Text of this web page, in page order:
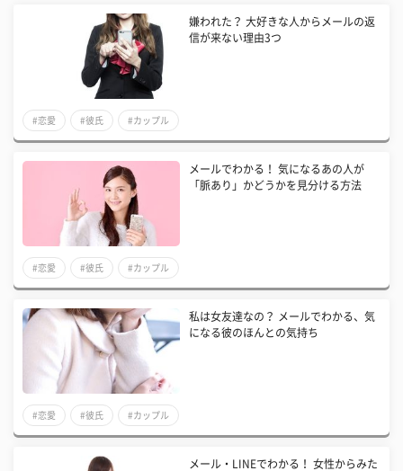
嫌われた？ 大好きな人からメールの返
信が来ない理由3つ
#恋愛 #彼氏 #カップル
メールでわかる！ 気になるあの人が
「脈あり」かどうかを見分ける方法
#恋愛 #彼氏 #カップル
私は女友達なの？ メールでわかる、気
になる彼のほんとの気持ち
#恋愛 #彼氏 #カップル
メール・LINEでわかる！ 女性からみた